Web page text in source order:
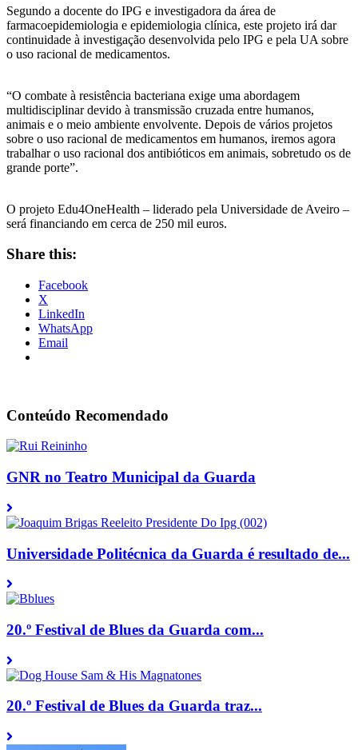
Segundo a docente do IPG e investigadora da área de
farmacoepidemiologia e epidemiologia clínica, este projeto irá dar
continuidade à investigação desenvolvida pelo IPG e pela UA sobre
o uso racional de medicamentos.
“O combate à resistência bacteriana exige uma abordagem
multidisciplinar devido à transmissão cruzada entre humanos,
animais e o meio ambiente envolvente. Depois de vários projetos
sobre o uso racional de medicamentos em humanos, iremos agora
trabalhar o uso racional dos antibióticos em animais, sobretudo os de
grande porte”.
O projeto Edu4OneHealth – liderado pela Universidade de Aveiro –
será financiando em cerca de 250 mil euros.
Share this:
Facebook
X
LinkedIn
WhatsApp
Email
Conteúdo Recomendado
GNR no Teatro Municipal da Guarda
Universidade Politécnica da Guarda é resultado de...
20.º Festival de Blues da Guarda com...
20.º Festival de Blues da Guarda traz...